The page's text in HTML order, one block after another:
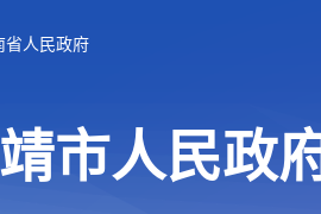
省人民政府
市人民政